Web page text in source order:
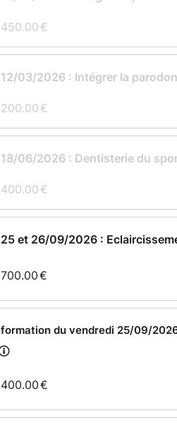
450.00 €
12/03/2026 : Intégrer la
200.00 €
18/06/2026 : Dentisterie du
400.00 €
25 et 26/09/2026 :
700.00€
formation du vendredi 25/09/2026
400.00€